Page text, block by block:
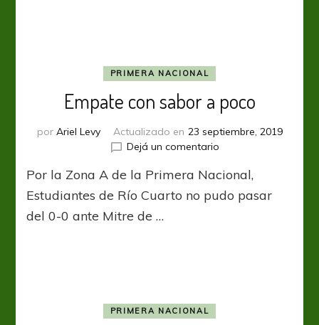
PRIMERA NACIONAL
Empate con sabor a poco
por Ariel Levy Actualizado en 23 septiembre, 2019
Dejá un comentarioen
con
sabor
Por la Zona A de la Primera Nacional,
Estudiantes de Río Cuarto no pudo pasar
del 0-0 ante Mitre de …
PRIMERA NACIONAL